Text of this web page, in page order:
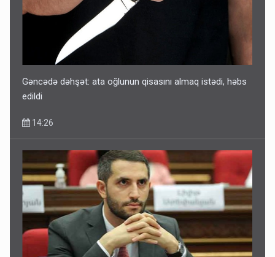
Gəncədə dəhşət: ata oğlunun qisasını almaq istədi, həbs
edildi
14:26